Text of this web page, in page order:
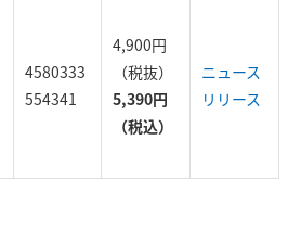
4580333
554341
4,900円
（税抜）
5,390円
（税込）
ニュース
リリース